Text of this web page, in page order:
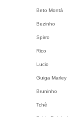
Beto Montá
Bezinho
Spirro
Rico
Lucio
Guiga Marley
Bruninho
Tchê